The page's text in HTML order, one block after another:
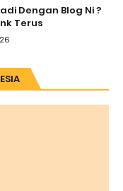
Dengan Blog Ni ?
Terus